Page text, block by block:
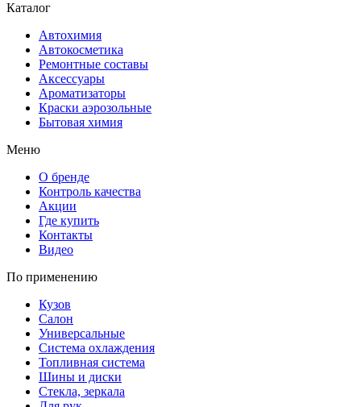
Каталог
Автохимия
Автокосметика
Ремонтные составы
Аксессуары
Ароматизаторы
Краски аэрозольные
Бытовая химия
Меню
О бренде
Контроль качества
Акции
Где купить
Контакты
Видео
По применению
Кузов
Салон
Универсальные
Система охлаждения
Топливная система
Шины и диски
Стекла, зеркала